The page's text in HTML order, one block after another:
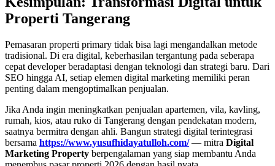
Properti Tangerang
Pemasaran properti primary tidak bisa lagi mengandalkan metode
tradisional. Di era digital, keberhasilan tergantung pada seberapa
cepat developer beradaptasi dengan teknologi dan strategi baru. Dari
SEO hingga AI, setiap elemen digital marketing memiliki peran
penting dalam mengoptimalkan penjualan.
Jika Anda ingin meningkatkan penjualan apartemen, vila, kavling,
rumah, kios, atau ruko di Tangerang dengan pendekatan modern,
saatnya bermitra dengan ahli. Bangun strategi digital terintegrasi
bersama https://www.yusufhidayatulloh.com/— mitra Digital
Marketing Property berpengalaman yang siap membantu Anda